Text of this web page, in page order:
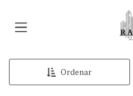
Ordenar